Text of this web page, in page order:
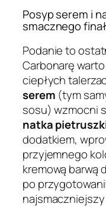
Posyp serem i
smacznego
Podanie to
Carbonarę
ciepłych
serem (tym
sosu) wzmocni
natka
dodatkiem,
przyjemnego
kremową barwą
po